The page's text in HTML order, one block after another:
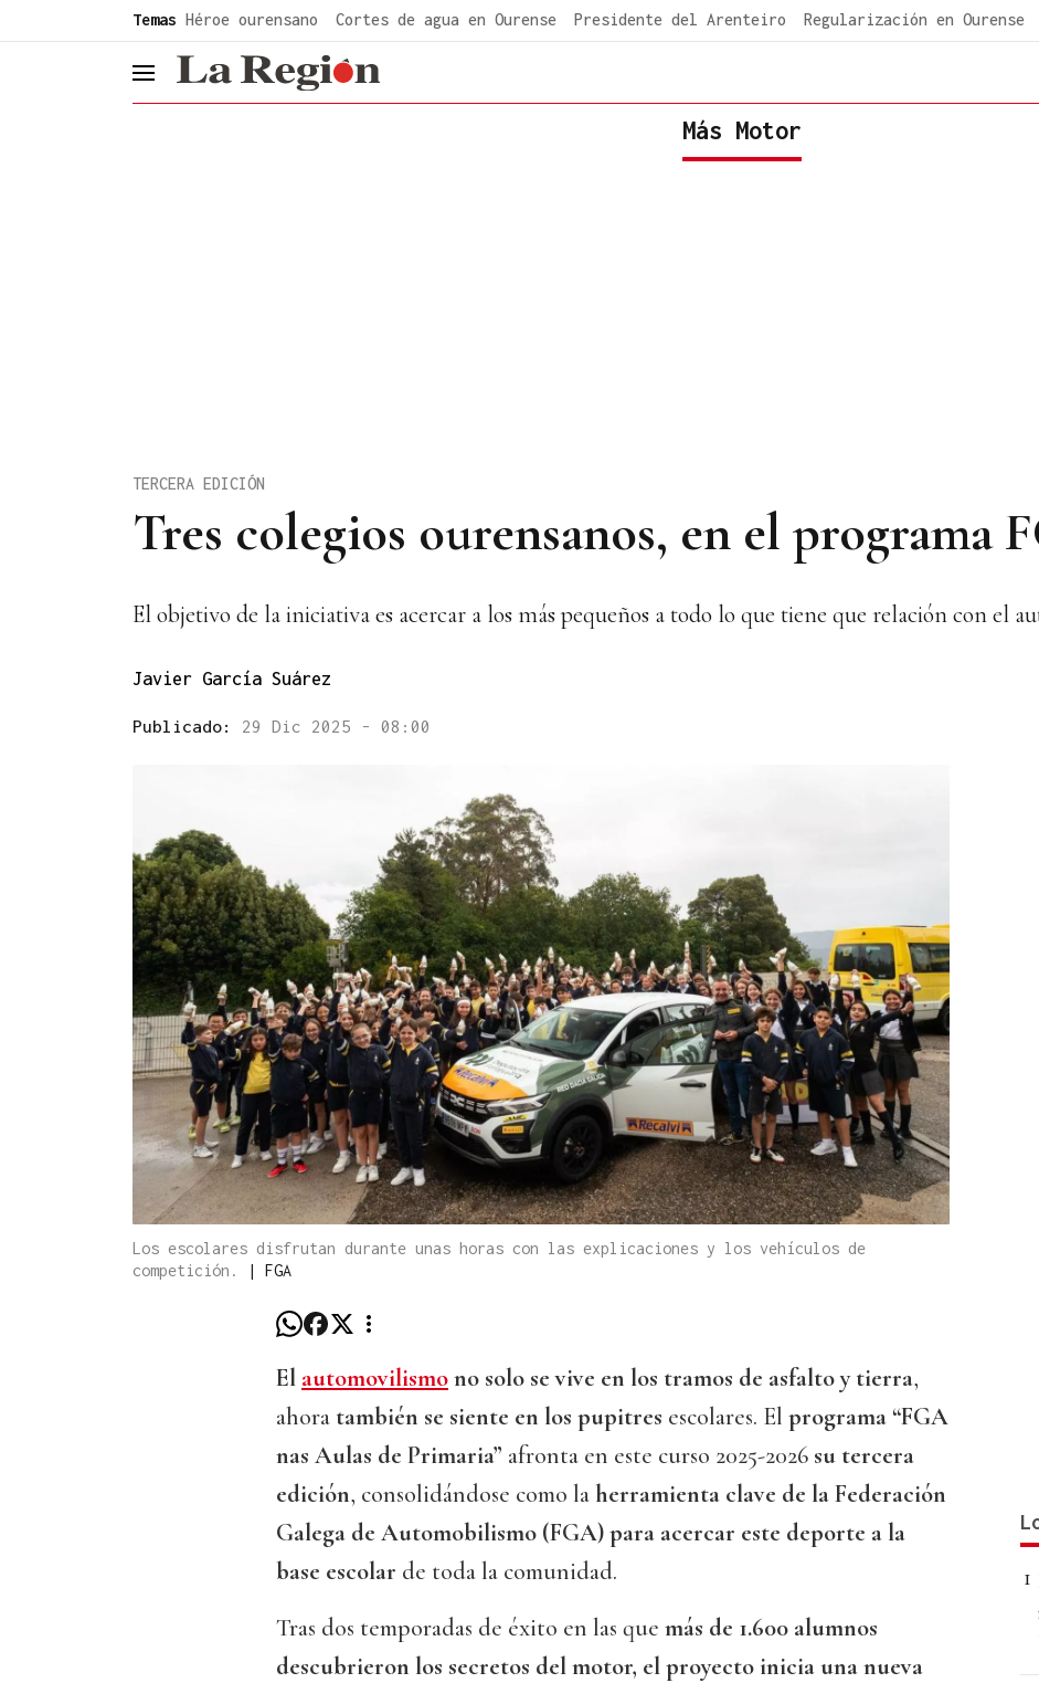
Temas Héroe ourensano Cortes de agua en Ourense Presidente del Arenteiro Regularización en Ourense
header.menu.open
Más Motor
Tres colegios ourensanos, en el programa
TERCERA EDICIÓN
El objetivo de la iniciativa es acercar a los más pequeños a todo lo que tiene que relación con el
Javier García Suárez
Publicado: 29 Dic 2025 - 08:00
Los escolares disfrutan durante unas horas con las explicaciones y los vehículos de
competición.
| FGA
El automovilismono solo se vive en los tramos de asfalto y tierra,
ahora también se siente en los pupitres escolares. El programa “FGA
nas Aulas de Primaria” afronta en este curso 2025-2026 su tercera
edición, consolidándose como laherramienta clave de la Federación
Galega de Automobilismo (FGA) para acercar este deporte a la
base escolar de toda la comunidad.
Tras dos temporadas de éxito en las que más de 1.600 alumnos
descubrieron los secretos del motor, el proyecto inicia una nueva